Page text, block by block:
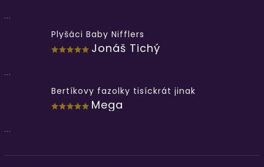
...
Plyšáci Baby Nifflers
Jonáš Tichý
...
Bertíkovy fazolky tisíckrát jinak
Mega
...